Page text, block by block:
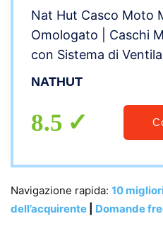
Nat Hut Casco Moto
Omologato | Caschi
con Sistema di
Scooter | Doppia
NATHUT
8.5
Navigazione rapida: 10
dell’acquirente
Domande